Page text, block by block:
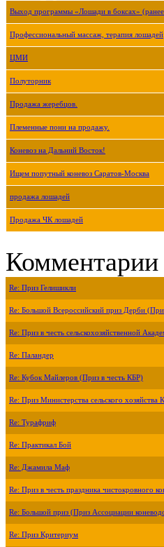
Выход программы «Лошади в боксах»
Профессиональный массаж, терапия лошадей
ЦМИ
Полуторник
Продажа жеребцов.
Племенные пони на продажу.
Коневоз на Дальний Восток!
Ищем попутный коневоз Саратов-Москва
продажа лошадей
Продажа ЧК лошадей
Комментарии
Re: Приз Гелишикли
Re: Большой Всероссийский приз Дерби
Re: Приз в честь сельскохозяйственной
Re: Паландер
Re: Кубок Майлеров (Приз в честь КБР)
Re: Приз Министерства сельского
Re: Турафриф
Re: Практикал Бой
Re: Джамила Маф
Re: Приз в честь праздника чистокровного
Re: Большой приз (Приз Ассоциации
Re: Приз Критериум